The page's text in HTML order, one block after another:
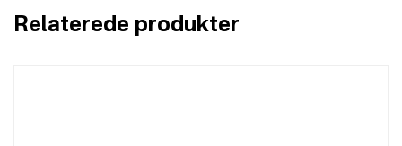
Relaterede produkter